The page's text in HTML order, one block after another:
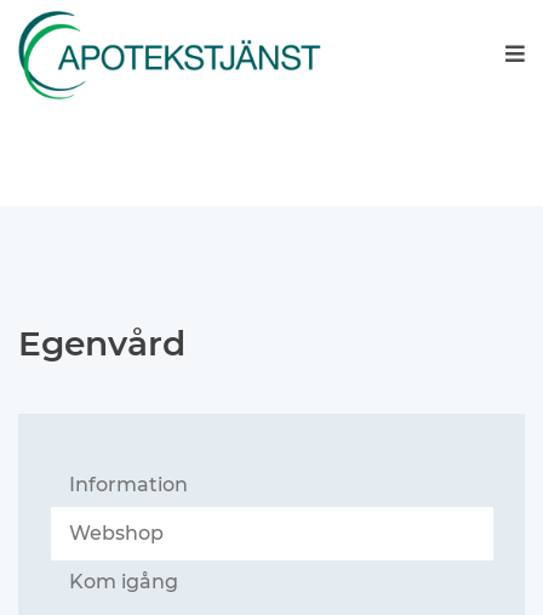
Egenvård
Information
Webshop
Kom igång